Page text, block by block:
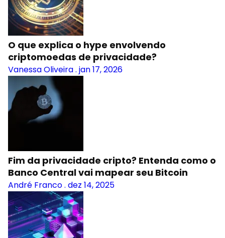
O que explica o hype envolvendo
criptomoedas de privacidade?
Vanessa Oliveira. jan 17, 2026
Fim da privacidade cripto? Entenda como o
Banco Central vai mapear seu Bitcoin
André Franco. dez 14, 2025